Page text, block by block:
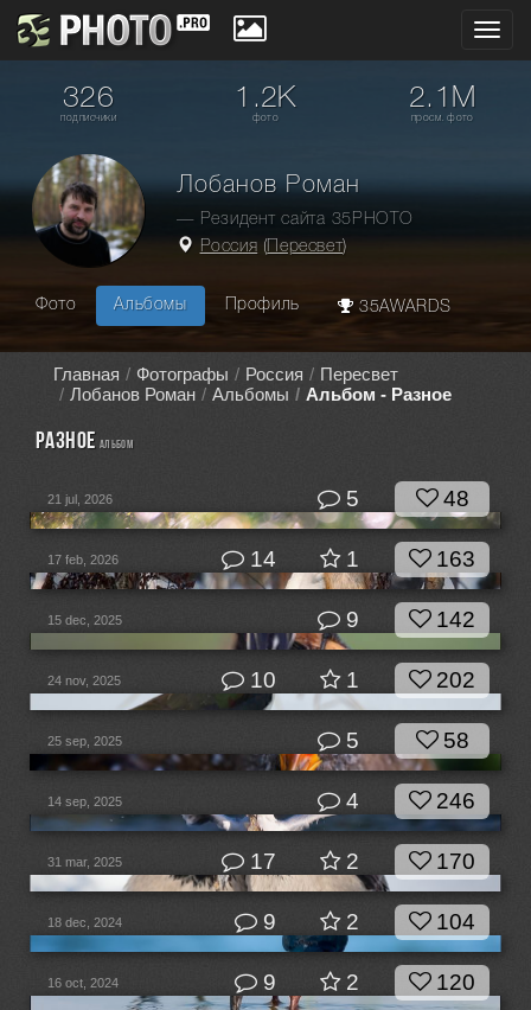
326
подписчики
1.2K
фото
2.1M
просм. фото
Лобанов Роман
— Резидент сайта 35PHOTO
Россия ( Пересвет)
Фото Альбомы Профиль 35AWARDS
Главная Фотографы Россия
Пересвет
Лобанов Роман
Альбомы Альбом - Разное
Разное альбом
21 jul, 2026 5 48
17 feb, 2026 14 1 163
15 dec, 2025 9 142
24 nov, 2025 10 1 202
25 sep, 2025 5 58
14 sep, 2025 4 246
31 mar, 2025 17 2 170
18 dec, 2024 9 2 104
16 oct, 2024 9 2 120